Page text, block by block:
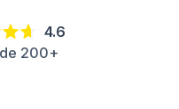
4.6
200+